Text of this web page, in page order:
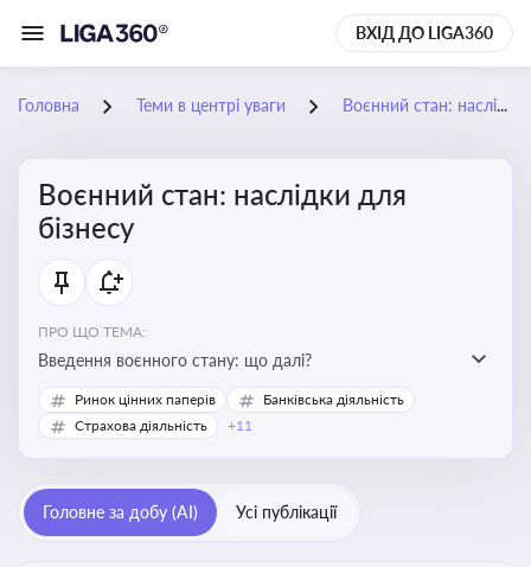
ВХІД ДО LIGA360
Головна Теми в центрі уваги Воєнний стан: наслідки для бізнесу
Воєнний стан: наслідки для
бізнесу
ПРО ЩО ТЕМА:
Введення воєнного стану: що далі?
Ринок цінних паперів
Банківська діяльність
Страхова діяльність
+11
Головне за добу (AI) Усі публікації